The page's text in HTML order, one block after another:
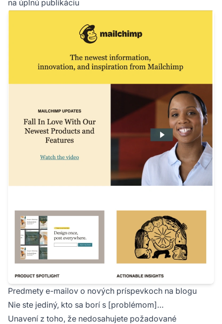
na úplnú publikáciu
Predmety e-mailov o nových príspevkoch na blogu
Nie ste jediný, kto sa borí s [problémom]…
Unavení z toho, že nedosahujete požadované